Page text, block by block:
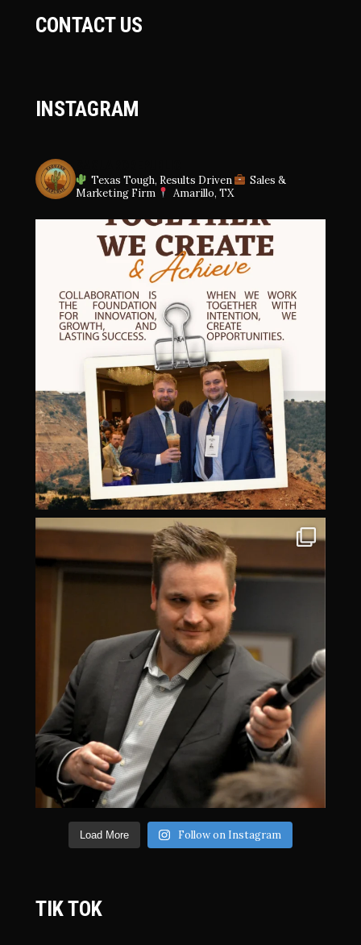
CONTACT US
INSTAGRAM
Texas Tough, Results Driven
Sales &
Marketing Firm
Amarillo, TX
Load More Follow on Instagram
TIK TOK